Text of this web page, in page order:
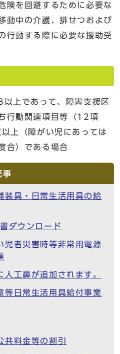
険を回避するために必要な
動中の介護、排せつおよび
行動する際に必要な援助受
上であって、障害支援区
行動関連項目等（12項
上（障がい児にあっては
合）である場合
事
具・日常生活用具の給
ダウンロード
児者災害時等非常用電源
人工鼻が追加されます。
等日常生活用具給付事業
料金等の割引